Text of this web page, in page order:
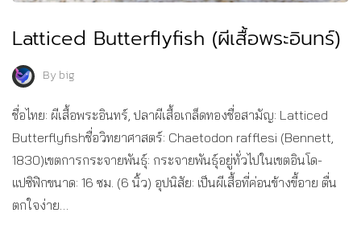
Latticed Butterflyfish (ผีเสื้อพระอินทร์)
Bybig
ชื่อไทย: ผีเสื้อพระอินทร์, ปลาผีเสื้อเกล็ดทองชื่อสามัญ: Latticed
Butterflyfishชื่อวิทยาศาสตร์: Chaetodon rafflesi (Bennett,
1830)เขตการกระจายพันธุ์: กระจายพันธุ์อยู่ทั่วไปในเขตอินโด-
แปซิฟิกขนาด: 16 ซม. (6 นิ้ว) อุปนิสัย: เป็นผีเสื้อที่ค่อนข้างขี้อาย ตื่น
ตกใจง่าย…